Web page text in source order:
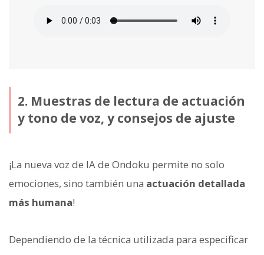
2. Muestras de lectura de actuación
y tono de voz, y consejos de ajuste
¡La nueva voz de IA de Ondoku permite no solo
emociones, sino también una actuación detallada
más humana!
Dependiendo de la técnica utilizada para especificar